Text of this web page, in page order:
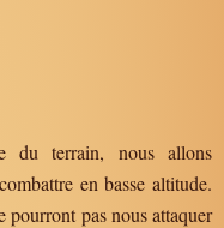
du terrain, nous allons
en basse altitude.
pourront pas nous attaquer